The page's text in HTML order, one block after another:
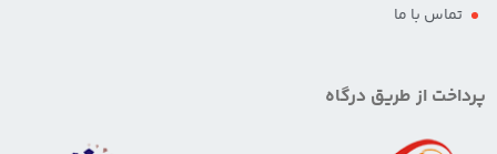
تماس با ما
پرداخت از طریق درگاه